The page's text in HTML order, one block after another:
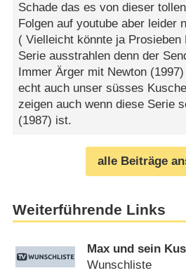
Schade das es von dieser
Folgen auf youtube aber leider
( Vielleicht könnte ja
Serie ausstrahlen denn der
Immer Ärger mit Newton
echt auch unser süsses
zeigen auch wenn diese Serie
(1987) ist.
alle Beiträge
Weiterführende Links
Max und sein
Wunschliste